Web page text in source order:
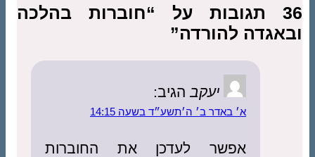
36 תגובות על “חוברות בהלכה
להורדה”
יעקב הגיב:
א׳ באדר ב׳ ה׳תשע״ד בשעה 14:15
אפשר לעדכן את החוברות